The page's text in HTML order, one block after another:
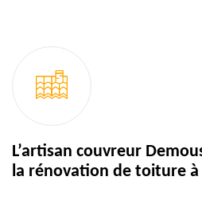
L’artisan couvreur
la rénovation de toiture